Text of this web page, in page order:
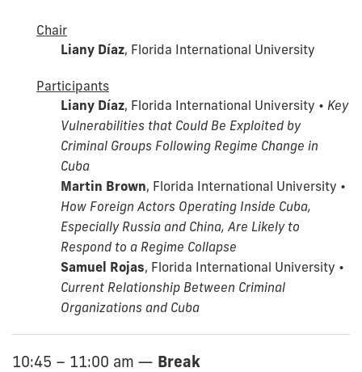
Chair
Liany Díaz, Florida International University
Participants
Liany Díaz, Florida International University • Key
Vulnerabilities that Could Be Exploited by
Criminal Groups Following Regime Change in
Cuba
Martin Brown, Florida International University •
How Foreign Actors Operating Inside Cuba,
Especially Russia and China, Are Likely to
Respond to a Regime Collapse
Samuel Rojas, Florida International University •
Current Relationship Between Criminal
Organizations and Cuba
10:45 – 11:00 am — Break